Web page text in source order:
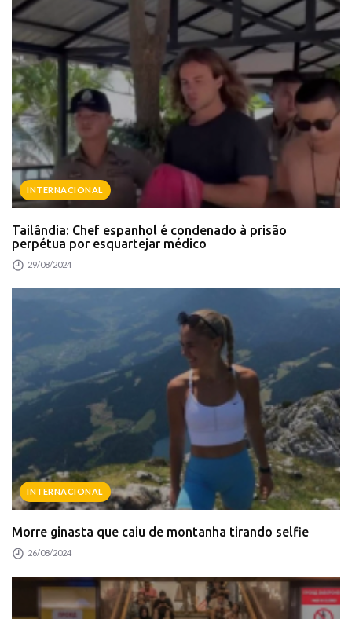
INTERNACIONAL
Tailândia: Chef espanhol é condenado à prisão
perpétua por esquartejar médico
29/08/2024
INTERNACIONAL
Morre ginasta que caiu de montanha tirando selfie
26/08/2024